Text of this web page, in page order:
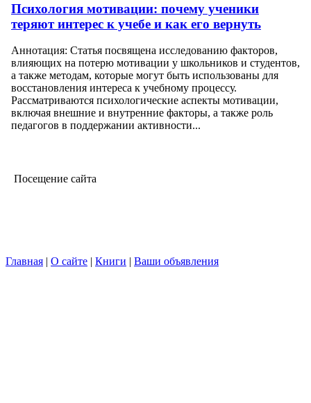
Психология мотивации: почему ученики
теряют интерес к учебе и как его вернуть
Аннотация: Статья посвящена исследованию факторов,
влияющих на потерю мотивации у школьников и студентов,
а также методам, которые могут быть использованы для
восстановления интереса к учебному процессу.
Рассматриваются психологические аспекты мотивации,
включая внешние и внутренние факторы, а также роль
педагогов в поддержании активности...
Посещение сайта
Главная | О сайте | Книги | Ваши объявления